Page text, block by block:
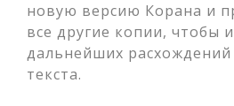
новую версию Корана и
все другие копии, чтобы
дальнейших
текста.